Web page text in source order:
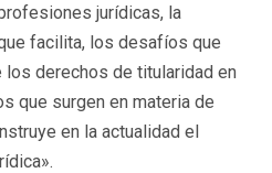
jurídicas, la
facilita, los desafíos que
derechos de titularidad en
que surgen en materia de
en la actualidad el